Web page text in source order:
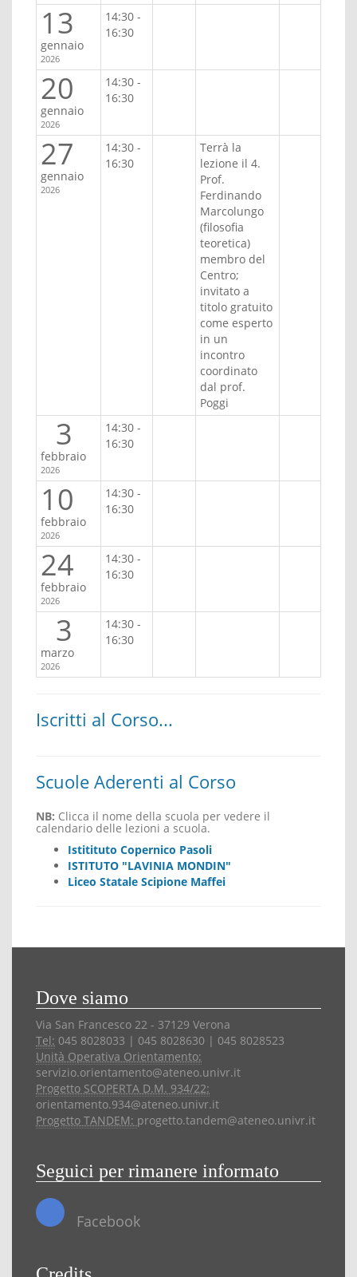
13
gennaio
2026
14:30 -
16:30
20
gennaio
2026
14:30 -
16:30
27
gennaio
2026
14:30 -
16:30
Terrà la
lezione il 4.
Prof.
Ferdinando
Marcolungo
(filosofia
teoretica)
membro del
Centro;
invitato a
titolo gratuito
come esperto
in un
incontro
coordinato
dal prof.
Poggi
3
febbraio
2026
14:30 -
16:30
10
febbraio
2026
14:30 -
16:30
24
febbraio
2026
14:30 -
16:30
3
marzo
2026
14:30 -
16:30
Iscritti al Corso...
Scuole Aderenti al Corso
NB: Clicca il nome della scuola per vedere il
calendario delle lezioni a scuola.
Istitituto Copernico Pasoli
ISTITUTO "LAVINIA MONDIN"
Liceo Statale Scipione Maffei
Dove siamo
Via San Francesco 22 - 37129 Verona
Tel: 045 8028033 | 045 8028630 | 045 8028523
Unità Operativa Orientamento:
servizio.orientamento@ateneo.univr.it
Progetto SCOPERTA D.M. 934/22:
orientamento.934@ateneo.univr.it
Progetto TANDEM: progetto.tandem@ateneo.univr.it
Seguici per rimanere informato
Facebook